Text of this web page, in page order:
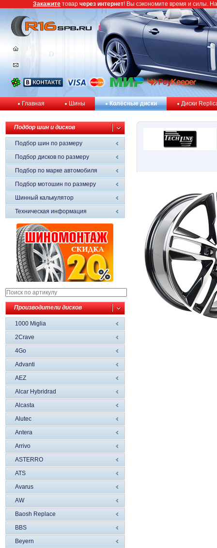
Главная Шины Колёсные диски Диски
Подбор шин и дисков
Подбор шин по размеру
Подбор дисков по размеру
Подбор по марке автомобиля
Подбор мотошин по размеру
Шинный калькулятор
Техническая информация
Производители дисков
1000 Miglia
2Crave
4Go
Advanti
AEZ
Alcar Hybridrad
Alcasta
Alutec
Antera
Arrivo
ASTERRO
ATS
Avarus
AW
Baosh Replace
BBS
Beyern
Закажите товар через интернет! Вы сэкономите время и силы.